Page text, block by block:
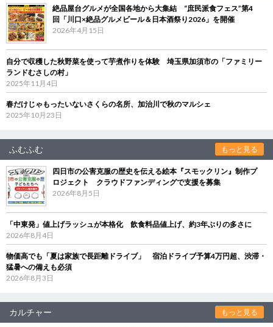
絶品屋台グルメが全国各地から大集結 “庶民派食フェス”第4
回「川口×絶品グルメビール＆日本酒祭り2026」を開催
2026年4月15日
自分で収穫した秋野菜を使って芋煮作りを体験 埼玉県加須市の「ファミリー
ランドむさしの村」
2025年11月4日
春だけじゃもったいないさくらの名所、加治川で秋のマルシェ
2025年10月23日
ふむふむ もっと見る
四日市の公害克服の歴史を伝える絵本『スモックリン』制作プ
ロジェクト クラウドファンディングで支援を募集
2026年8月5日
「中東発」値上げラッシュが本格化 飲食料品値上げ、約3年ぶりの多さに
2026年8月4日
物価高でも「夏は家族で長距離ドライブ」 宿泊ドライブ予算4万円超、渋滞・
猛暑への備えも必須
2026年8月3日
カルチャー もっと見る